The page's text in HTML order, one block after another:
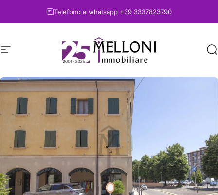
Telefono e whatsapp +39 3337823790
Navigazione del sitoMelloni immobiliare